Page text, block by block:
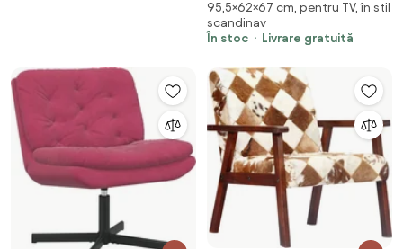
67 x 95,5 cm Țesătura Sherpa
95,5×62×67 cm, pentru TV, în stil
scandinav
În stoc
Livrare gratuită